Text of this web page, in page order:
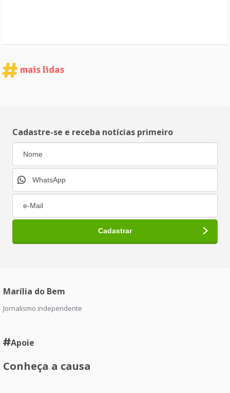
mais lidas
Cadastre-se e receba notícias primeiro
Marília do Bem
Jornalismo independente
Apoie
Conheça a causa